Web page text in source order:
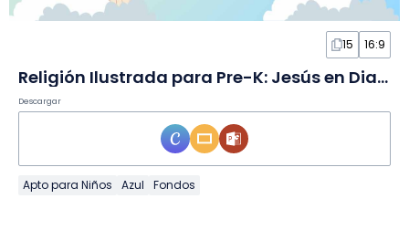
15 16:9
Religión Ilustrada para Pre-K: Jesús en Diapositivas
Descargar
Apto para Niños Azul Fondos